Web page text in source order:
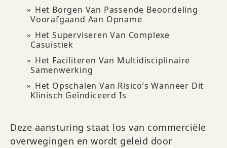
Het Borgen Van Passende Beoordeling
Voorafgaand Aan Opname
Het Superviseren Van Complexe
Casuïstiek
Het Faciliteren Van Multidisciplinaire
Samenwerking
Het Opschalen Van Risico’s Wanneer Dit
Klinisch Geïndiceerd Is
Deze aansturing staat los van commerciële
overwegingen en wordt geleid door